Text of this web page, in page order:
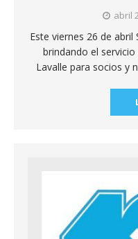
abril
Este viernes 26 de abril
brindando el
Lavalle para socios y